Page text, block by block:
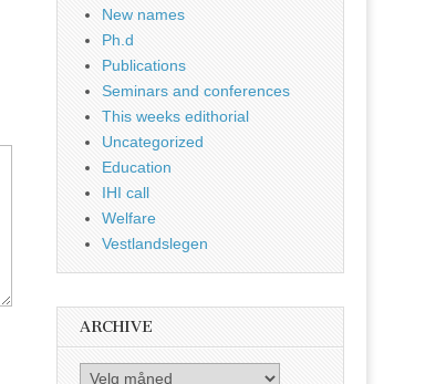
New names
Ph.d
Publications
Seminars and conferences
This weeks edithorial
Uncategorized
Education
IHI call
Welfare
Vestlandslegen
ARCHIVE
Archive